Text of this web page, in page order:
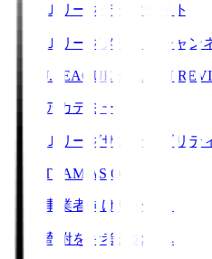
Ｊリーグデータサイト
Ｊリーグメディアチャン
J.LEAGUE SEASON
アカデミー
Ｊリーグサステナビリテ
TEAM AS ONE
事業者向けサービス
寄附をお考えの方へ